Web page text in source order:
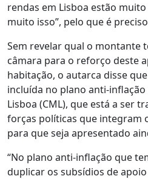
rendas em Lisboa estão
muito isso”, pelo que é
Sem revelar qual o montante
câmara para o reforço deste
habitação, o autarca disse
incluída no plano anti-
Lisboa (CML), que está a ser
forças políticas que integram
para que seja apresentado
“No plano anti-inflação que
duplicar os subsídios de